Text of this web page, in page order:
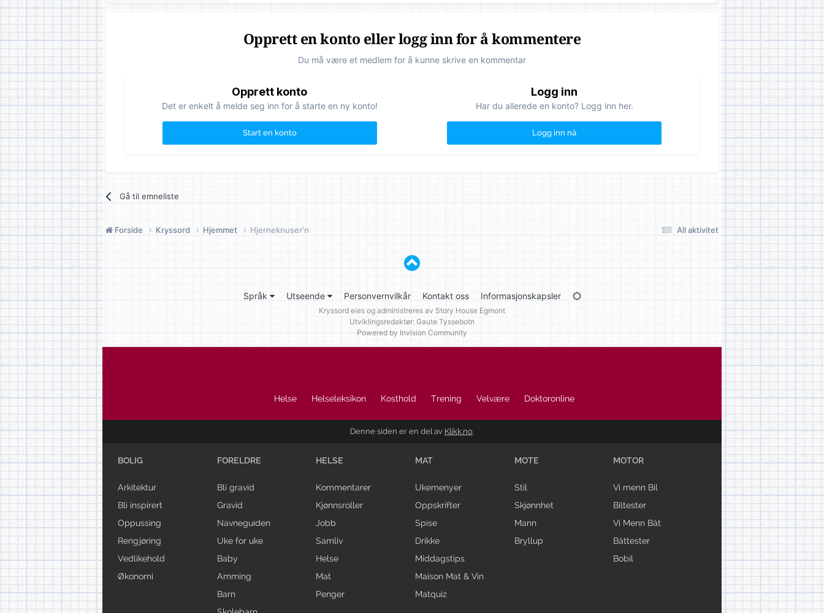
Opprett en konto eller logg inn for å kommentere
Du må være et medlem for å kunne skrive en kommentar
Opprett konto
Det er enkelt å melde seg inn for å starte en ny konto!
Start en konto
Logg inn
Har du allerede en konto? Logg inn her.
Logg inn nå
Gå til emneliste
All aktivitet
Forside Kryssord Hjemmet Hjerneknuser'n
Språk Utseende Personvernvilkår Kontakt oss Informasjonskapsler
Kryssord eies og administreres av Story House Egmont
Utviklingsredaktør: Gaute Tyssebotn
Powered by Invision Community
Helse Helseleksikon Kosthold Trening Velvære Doktoronline
Denne siden er en del av Klikk.no.
BOLIG
Arkitektur
Bli inspirert
Oppussing
Rengjøring
Vedlikehold
Økonomi
FORELDRE
Bli gravid
Gravid
Navneguiden
Uke for uke
Baby
Amming
Barn
HELSE
Kommentarer
Kjønnsroller
Jobb
Samliv
Helse
Mat
Penger
MAT
Ukemenyer
Oppskrifter
Spise
Drikke
Middagstips
Maison Mat & Vin
Matquiz
MOTE
Stil
Skjønnhet
Mann
Bryllup
MOTOR
Vi menn Bil
Biltester
Vi Menn Båt
Båttester
Bobil